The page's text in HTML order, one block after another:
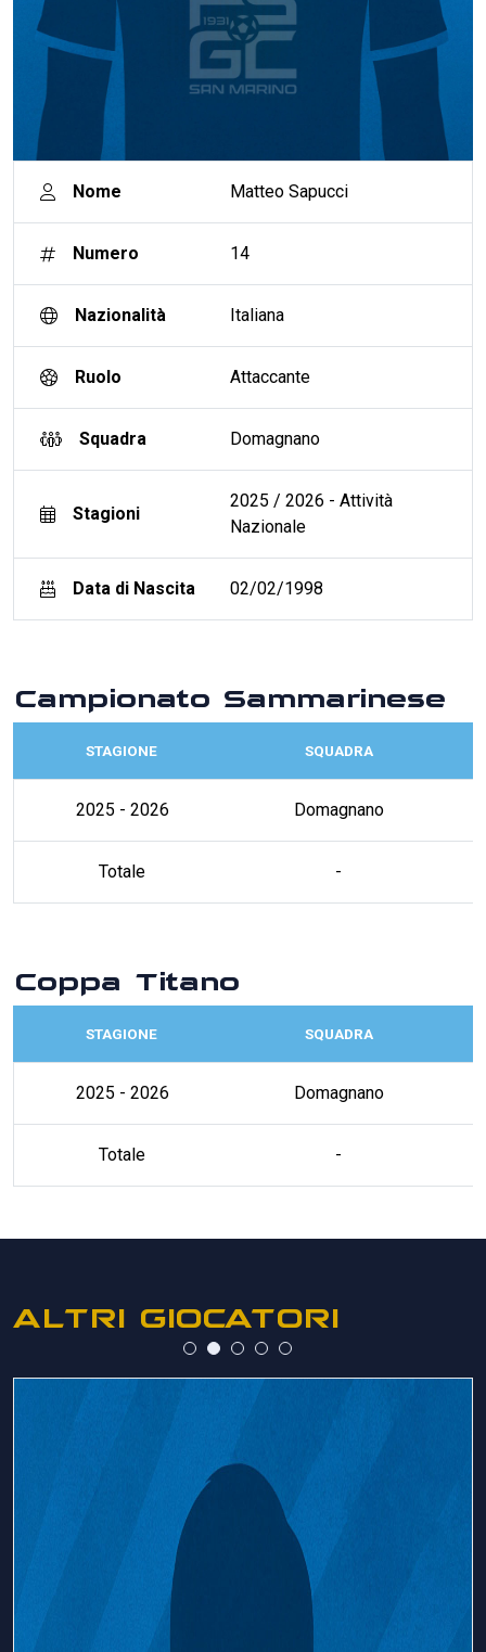
Nome Matteo Sapucci
Numero 14
Nazionalità Italiana
Ruolo Attaccante
Squadra Domagnano
Stagioni
2025 / 2026 - Attività
Nazionale
Data di Nascita 02/02/1998
Campionato Sammarinese
STAGIONE SQUADRA
2025 - 2026 Domagnano
Totale -
Coppa Titano
STAGIONE SQUADRA
2025 - 2026 Domagnano
Totale -
ALTRI GIOCATORI